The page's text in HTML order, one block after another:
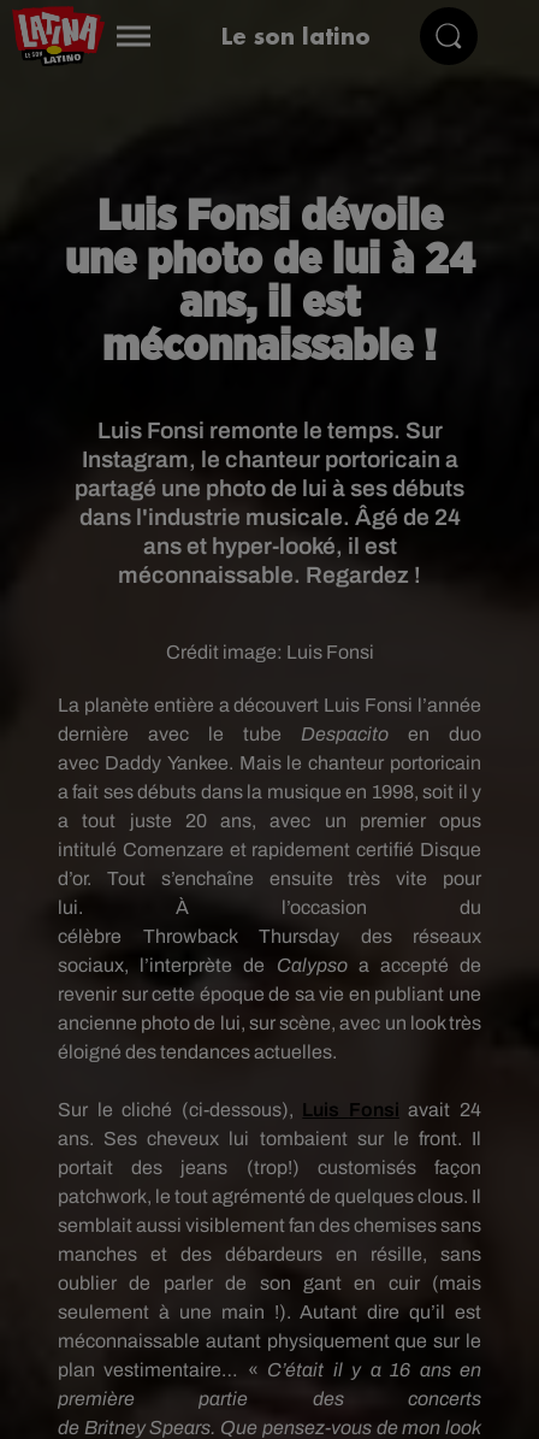
Le son latino
Luis Fonsi dévoile
une photo de lui à 24
ans, il est
méconnaissable !
Luis Fonsi remonte le temps. Sur
Instagram, le chanteur portoricain a
partagé une photo de lui à ses débuts
dans l'industrie musicale. Âgé de 24
ans et hyper-looké, il est
méconnaissable. Regardez !
Crédit image: Luis Fonsi
La planète entière a découvert Luis Fonsi l’année
dernière avec le tube
Despacito
en duo
avec Daddy Yankee. Mais le chanteur portoricain
a fait ses débuts dans la musique en 1998, soit il y
a tout juste 20 ans, avec un premier opus
intitulé Comenzare et rapidement certifié Disque
d’or.
Tout s’enchaîne ensuite très vite pour
lui.
À
l’occasion du
célèbre
Throwback Thursday
des réseaux
sociaux, l’interprète de Calypsoa accepté de
revenir sur cette époque de sa vie en publiant une
ancienne photo de lui, sur scène, avec un look très
éloigné des tendances actuelles.
Sur le cliché (ci-dessous), Luis Fonsi
avait 24
ans. Ses cheveux lui tombaient sur le front. Il
portait des jeans
(trop!) customisés
façon
patchwork, le tout agrémenté de quelques clous. Il
semblait aussi visiblement fan des chemises sans
manches et des débardeurs en résille, sans
oublier de parler de son gant en cuir
(mais
seulement à une main !). Autant dire qu’il est
méconnaissable autant physiquement que sur le
plan vestimentaire…
« C’était il y a 16 ans en
première partie des concerts
de Britney Spears. Que pensez-vous de mon look